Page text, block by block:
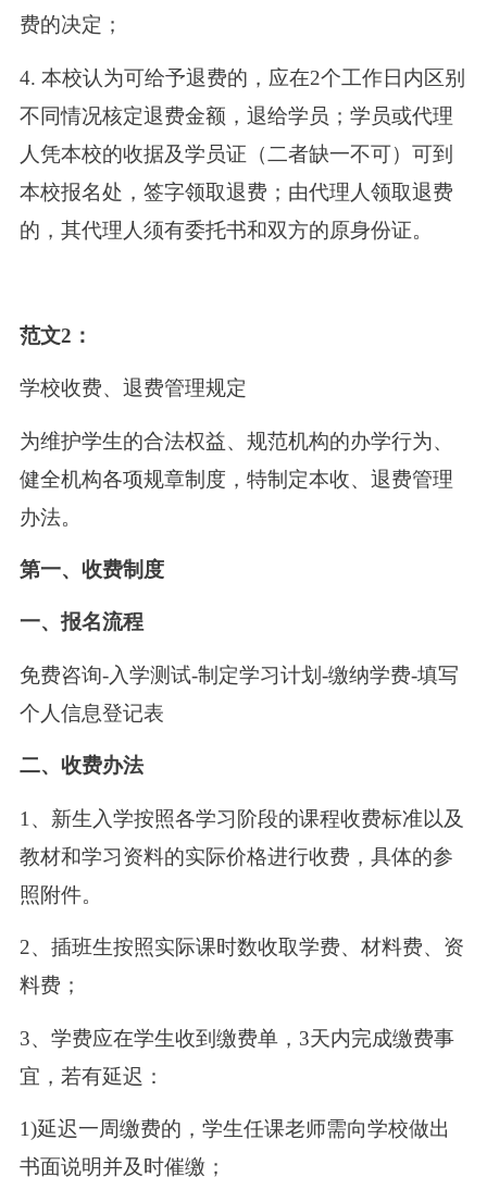
费的决定；
4. 本校认为可给予退费的，应在2个工作日内区别
不同情况核定退费金额，退给学员；学员或代理
人凭本校的收据及学员证（二者缺一不可）可到
本校报名处，签字领取退费；由代理人领取退费
的，其代理人须有委托书和双方的原身份证。
范文2：
学校收费、退费管理规定
为维护学生的合法权益、规范机构的办学行为、
健全机构各项规章制度，特制定本收、退费管理
办法。
第一、收费制度
一、报名流程
免费咨询-入学测试-制定学习计划-缴纳学费-填写
个人信息登记表
二、收费办法
1、新生入学按照各学习阶段的课程收费标准以及
教材和学习资料的实际价格进行收费，具体的参
照附件。
2、插班生按照实际课时数收取学费、材料费、资
料费；
3、学费应在学生收到缴费单，3天内完成缴费事
宜，若有延迟：
1)延迟一周缴费的，学生任课老师需向学校做出
书面说明并及时催缴；